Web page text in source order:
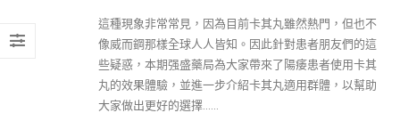
這種現象非常常見，因為目前卡其丸雖然熱門，但也不
像威而鋼那樣全球人人皆知。因此針對患者朋友們的這
些疑惑，本期强盛藥局為大家帶來了陽痿患者使用卡其
丸的效果體驗，並進一步介紹卡其丸適用群體，以幫助
大家做出更好的選擇……